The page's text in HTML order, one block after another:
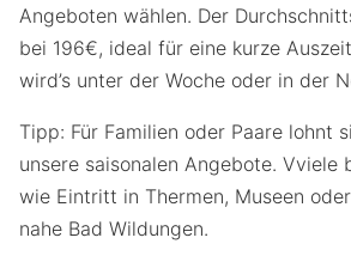
Angeboten wählen. Der
bei 196€, ideal für eine kurze
wird’s unter der Woche oder in der
Tipp: Für Familien oder Paare lohnt
unsere saisonalen Angebote. Vviele
wie Eintritt in Thermen, Museen
nahe Bad Wildungen.